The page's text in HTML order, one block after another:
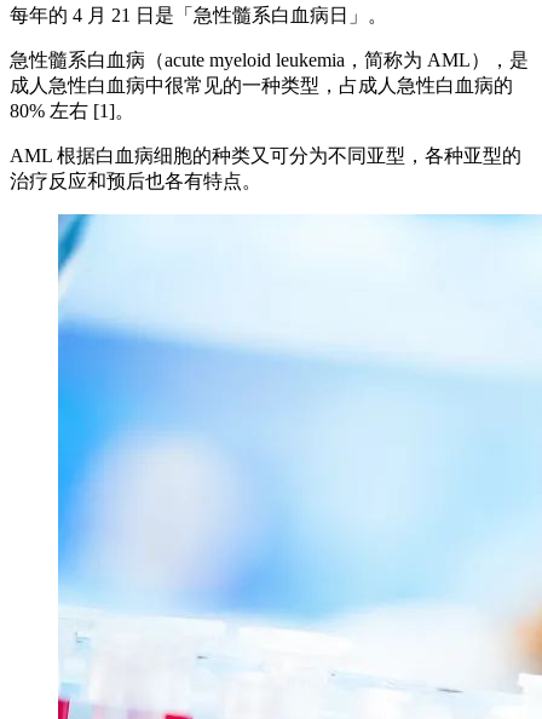
每年的 4 月 21 日是「急性髓系白血病日」。
急性髓系白血病（acute myeloid leukemia，简称为 AML），是
成人急性白血病中很常见的一种类型，占成人急性白血病的
80% 左右 [1]。
AML 根据白血病细胞的种类又可分为不同亚型，各种亚型的
治疗反应和预后也各有特点。